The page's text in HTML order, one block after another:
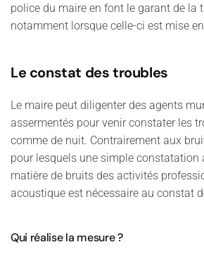
police du maire en font le garant de la
notamment lorsque celle-ci est mise
Le constat des troubles
Le maire peut diligenter des agents
assermentés pour venir constater les
comme de nuit. Contrairement aux
pour lesquels une simple constatation
matière de bruits des activités
acoustique est nécessaire au constat
Qui réalise la mesure ?